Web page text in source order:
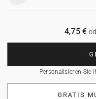
Personalisieren Sie
4,75 €
GRATIS